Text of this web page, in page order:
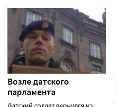
Возле датского
парламента